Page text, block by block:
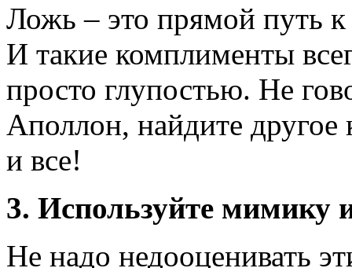
Ложь – это прямой путь
И такие комплименты
просто глупостью. Не
Аполлон, найдите другое
и все!
3. Используйте мимику
Не надо недооценивать